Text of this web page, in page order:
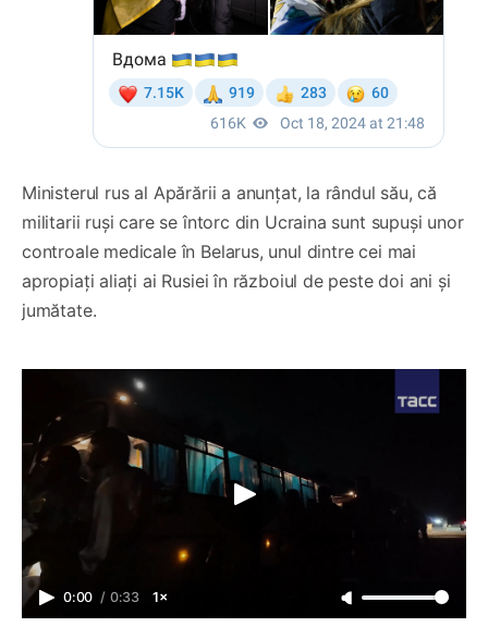
Ministerul rus al Apărării a anunțat, la rândul său, că
militarii ruși care se întorc din Ucraina sunt supuși unor
controale medicale în Belarus, unul dintre cei mai
apropiați aliați ai Rusiei în războiul de peste doi ani și
jumătate.
0:00 / 0:33 1×